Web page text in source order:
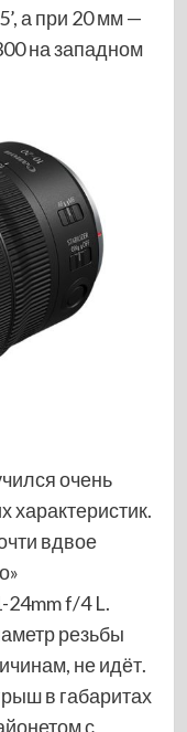
а при 20 мм —
на западном
очень
характеристик.
вдвое
24mm f/4 L.
резьбы
не идёт.
в габаритах
с